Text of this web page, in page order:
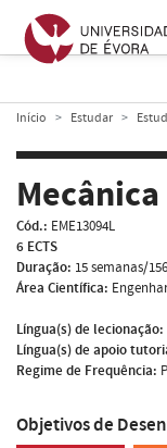
Início Estudar
Cód.: EME13094L
6 ECTS
Duração: 15 semanas/
Área Científica:
Língua(s) de lecionação:
Língua(s) de apoio
Regime de Frequência:
Objetivos de